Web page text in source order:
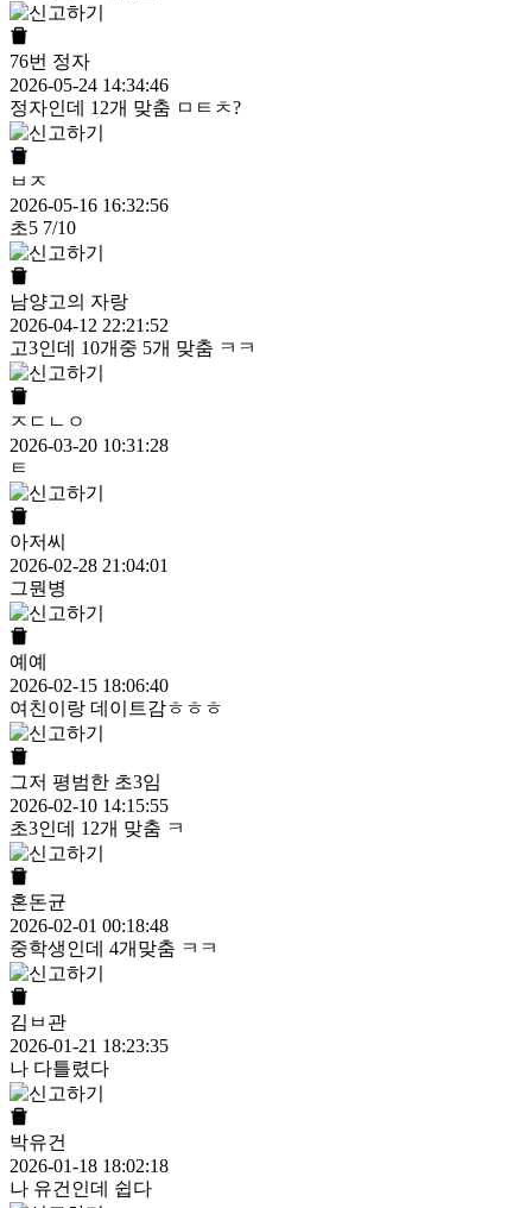
76번 정자
2026-05-24 14:34:46
정자인데 12개 맞춤 ㅁㅌㅊ?
ㅂㅈ
2026-05-16 16:32:56
초5 7/10
남양고의 자랑
2026-04-12 22:21:52
고3인데 10개중 5개 맞춤 ㅋㅋ
ㅈㄷㄴㅇ
2026-03-20 10:31:28
ㅌ
아저씨
2026-02-28 21:04:01
그뭔병
예예
2026-02-15 18:06:40
여친이랑 데이트감ㅎㅎㅎ
그저 평범한 초3임
2026-02-10 14:15:55
초3인데 12개 맞춤 ㅋ
혼돈균
2026-02-01 00:18:48
중학생인데 4개맞춤 ㅋㅋ
김ㅂ관
2026-01-21 18:23:35
나 다틀렸다
박유건
2026-01-18 18:02:18
나 유건인데 쉽다